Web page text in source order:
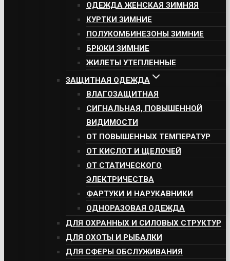
ОДЕЖДА ЖЕНСКАЯ ЗИМНЯЯ
КУРТКИ ЗИМНИЕ
ПОЛУКОМБИНЕЗОНЫ ЗИМНИЕ
БРЮКИ ЗИМНИЕ
ЖИЛЕТЫ УТЕПЛЕННЫЕ
ЗАЩИТНАЯ ОДЕЖДА
ВЛАГОЗАЩИТНАЯ
СИГНАЛЬНАЯ, ПОВЫШЕННОЙ
ВИДИМОСТИ
ОТ ПОВЫШЕННЫХ ТЕМПЕРАТУР
ОТ КИСЛОТ И ЩЕЛОЧЕЙ
ОТ СТАТИЧЕСКОГО
ЭЛЕКТРИЧЕСТВА
ФАРТУКИ И НАРУКАВНИКИ
ОДНОРАЗОВАЯ ОДЕЖДА
ДЛЯ ОХРАННЫХ И СИЛОВЫХ СТРУКТУР
ДЛЯ ОХОТЫ И РЫБАЛКИ
ДЛЯ СФЕРЫ ОБСЛУЖИВАНИЯ